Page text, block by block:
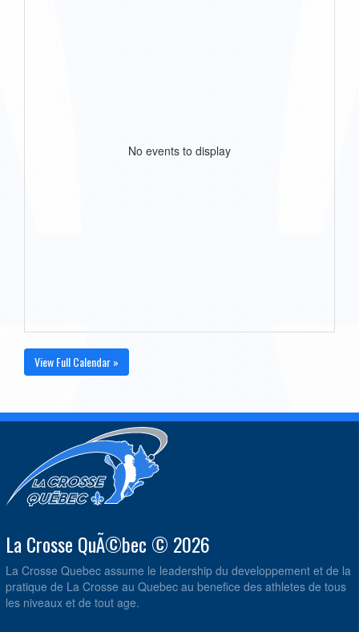
No events to display
View Full Calendar »
La Crosse QuÃ©bec © 2026
La Crosse Quebec assume le leadership du developpement et de la
pratique de La Crosse au Quebec au benefice des athletes de tous
les niveaux et de tout age.